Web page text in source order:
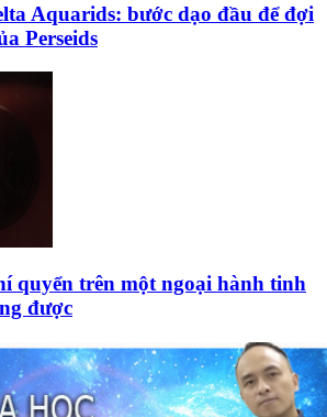
Aquarids: bước dạo đầu để đợi
Perseids
quyển trên một ngoại hành tinh
được